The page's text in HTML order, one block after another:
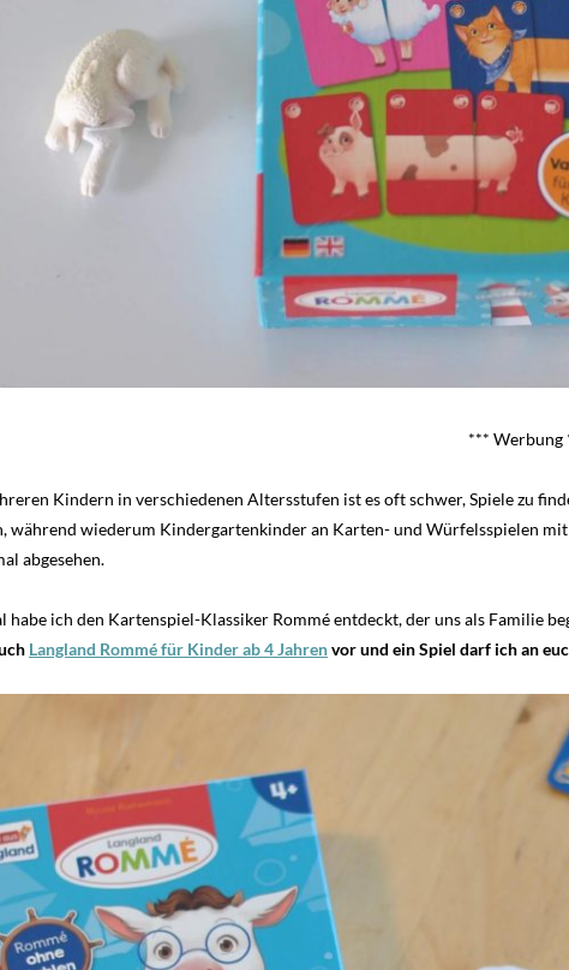
*** Werbung
Kindern in verschiedenen Altersstufen ist es oft schwer, Spiele zu
während wiederum Kindergartenkinder an Karten- und Würfelsspielen
abgesehen.
habe ich den Kartenspiel-Klassiker Rommé entdeckt, der uns als Familie
Langland Rommé für Kinder ab 4 Jahrenvor und ein Spiel darf ich an